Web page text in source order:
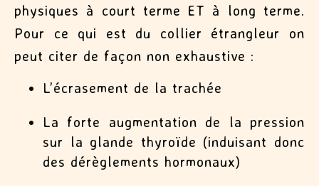
physiques à court terme ET à long terme.
Pour ce qui est du collier étrangleur on
peut citer de façon non exhaustive :
L’écrasement de la trachée
La forte augmentation de la pression
sur la glande thyroïde (induisant donc
des dérèglements hormonaux)